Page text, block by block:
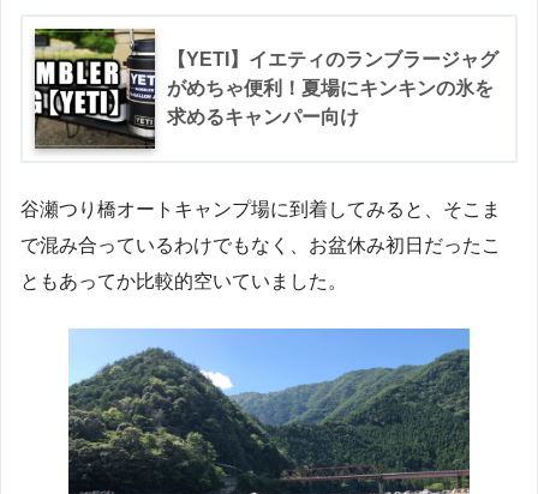
【YETI】イエティのランブラージャグ
がめちゃ便利！夏場にキンキンの氷を
求めるキャンパー向け
谷瀬つり橋オートキャンプ場に到着してみると、そこま
で混み合っているわけでもなく、お盆休み初日だったこ
ともあってか比較的空いていました。